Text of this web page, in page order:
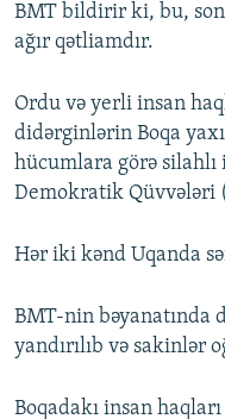
BMT bildirir ki, bu,
ağır qətliamdır.
Ordu və yerli insan
didərginlərin Boqa
hücumlara görə
Demokratik Qüvvələri
Hər iki kənd Uqanda
BMT-nin
yandırılıb və sakinlər
Boqadakı insan